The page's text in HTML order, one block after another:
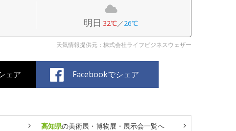
明日 32℃／26℃
天気情報提供元：株式会社ライフビジネスウェザー
ェア Facebookでシェア
高知県の美術展・博物展・展示会一覧へ